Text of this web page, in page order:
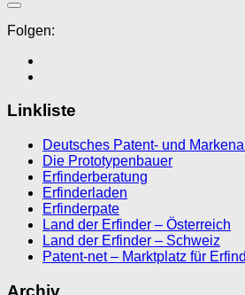
Folgen:
Linkliste
Deutsches Patent- und
Die Prototypenbauer
Erfinderberatung
Erfinderladen
Erfinderpate
Land der Erfinder – Österreich
Land der Erfinder – Schweiz
Patent-net – Marktplatz für
Archiv